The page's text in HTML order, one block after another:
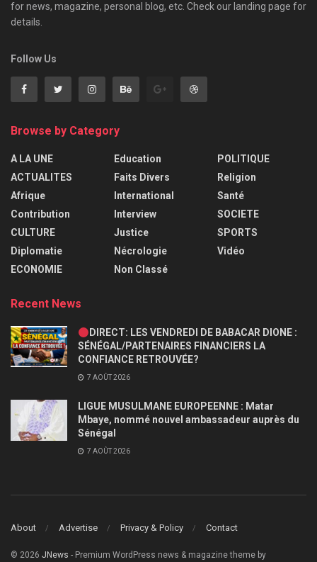
for news, magazine, personal blog, etc. Check our landing page for
details.
Follow Us
Browse by Category
A LA UNE
ACTUALITES
Afrique
Contribution
CULTURE
Diplomatie
ECONOMIE
Education
Faits Divers
International
Interview
Justice
Nécrologie
Non Classé
POLITIQUE
Religion
Santé
SOCIETE
SPORTS
Vidéo
Recent News
DIRECT: LES VENDREDI DE BABACAR DIONE :
SÉNÉGAL/PARTENAIRES FINANCIERS LA
CONFIANCE RETROUVÉE?
7 AOÛT 2026
LIGUE MUSULMANE EUROPEENNE : Matar
Mbaye, nommé nouvel ambassadeur auprès du
Sénégal
7 AOÛT 2026
About Advertise Privacy & Policy Contact
© 2026 JNews - Premium WordPress news & magazine theme by